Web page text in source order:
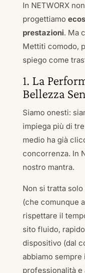
In NETWORX
progettiamo
prestazioni. Ma
Mettiti comodo,
spiego come
1. La
Bellezza
Siamo onesti:
impiega più di
medio ha già
concorrenza. In
nostro mantra.
Non si tratta
(che comunque
rispettare il
sito fluido,
dispositivo (dal
abbiamo
professionalità e